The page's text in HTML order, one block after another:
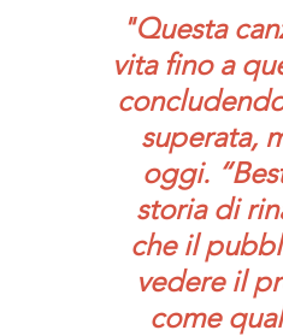
"Questa
vita fino a
superata,
oggi.
storia di
che il
vedere il
come